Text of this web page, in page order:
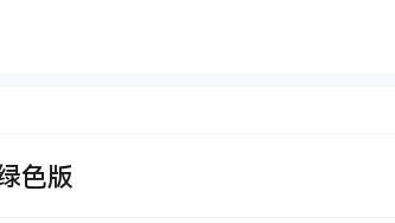
色版